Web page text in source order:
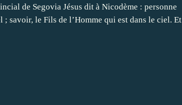
de Segovia Jésus dit à Nicodème : personne
savoir, le Fils de l’Homme qui est dans le ciel. Et